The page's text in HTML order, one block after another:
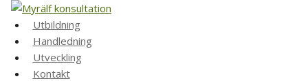
Skip
content
Utbildning
Handledning
Utveckling
Kontakt